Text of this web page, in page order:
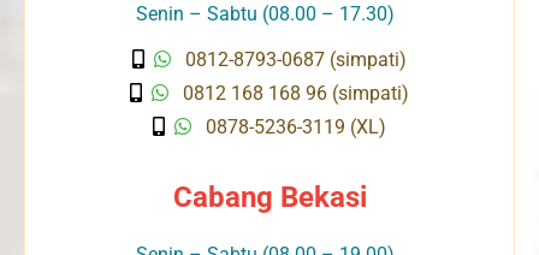
Senin – Sabtu (08.00 – 17.30)
0812-8793-0687 (simpati)
0812 168 168 96 (simpati)
0878-5236-3119 (XL)
Cabang Bekasi